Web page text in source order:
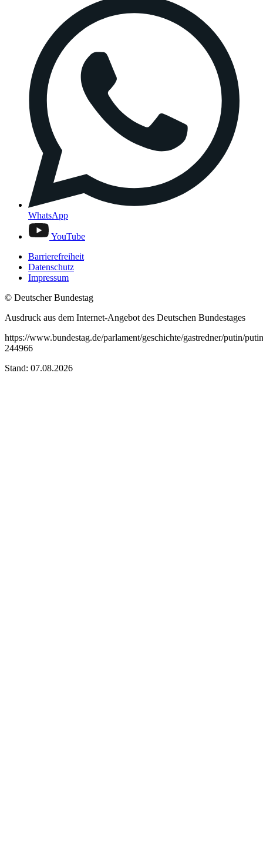
WhatsApp
YouTube
Barrierefreiheit
Datenschutz
Impressum
© Deutscher Bundestag
Ausdruck aus dem Internet-Angebot des Deutschen Bundestages
https://www.bundestag.de/parlament/geschichte/gastredner/putin/
244966
Stand: 07.08.2026